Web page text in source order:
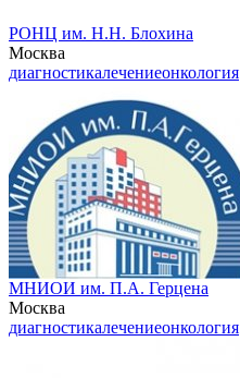
РОНЦ им. Н.Н. Блохина
Москва
диагностикалечениеонкология
МНИОИ им. П.А. Герцена
Москва
диагностикалечениеонкология